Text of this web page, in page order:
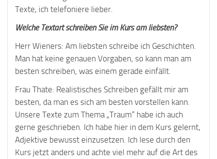
Texte, ich telefoniere lieber.
Welche Textart schreiben Sie im Kurs am liebsten?
Herr Wieners: Am liebsten schreibe ich Geschichten.
Man hat keine genauen Vorgaben, so kann man am
besten schreiben, was einem gerade einfällt.
Frau Thate: Realistisches Schreiben gefällt mir am
besten, da man es sich am besten vorstellen kann.
Unsere Texte zum Thema „Traum“ habe ich auch
gerne geschrieben. Ich habe hier in dem Kurs gelernt,
Adjektive bewusst einzusetzen. Ich lese durch den
Kurs jetzt anders und achte viel mehr auf die Art des